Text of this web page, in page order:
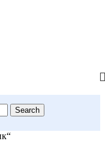
Search